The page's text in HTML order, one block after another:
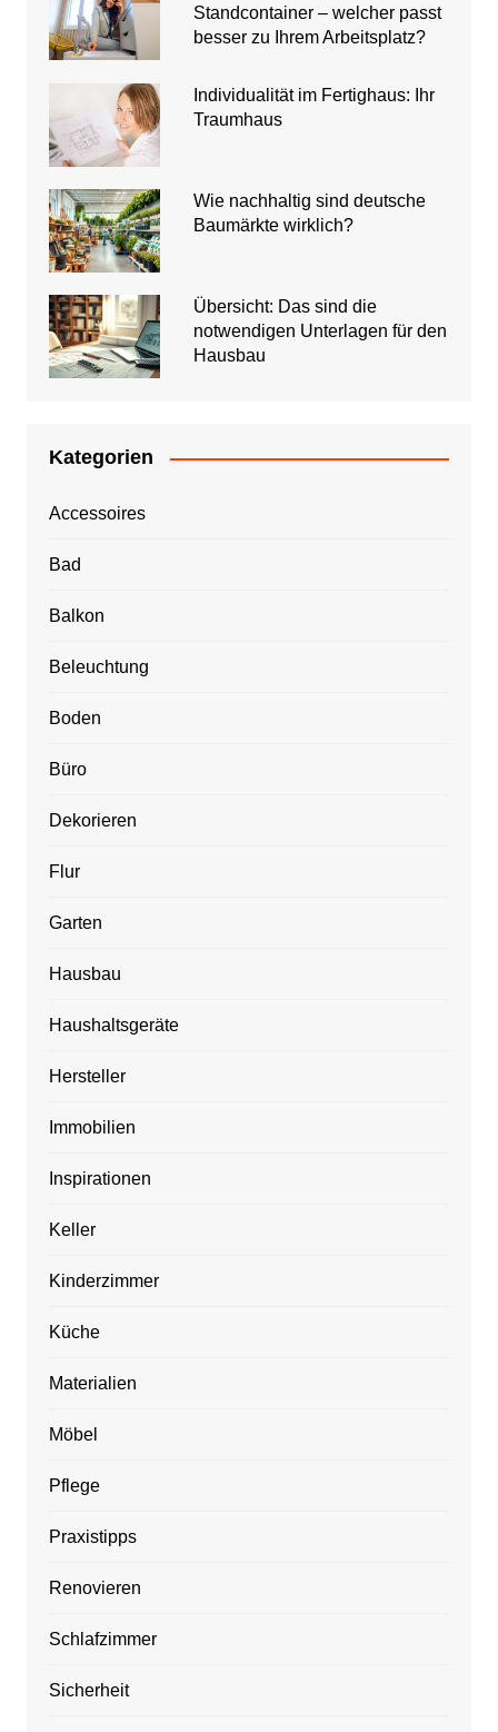
Standcontainer – welcher passt
besser zu Ihrem Arbeitsplatz?
Individualität im Fertighaus: Ihr
Traumhaus
Wie nachhaltig sind deutsche
Baumärkte wirklich?
Übersicht: Das sind die
notwendigen Unterlagen für den
Hausbau
Kategorien
Accessoires
Bad
Balkon
Beleuchtung
Boden
Büro
Dekorieren
Flur
Garten
Hausbau
Haushaltsgeräte
Hersteller
Immobilien
Inspirationen
Keller
Kinderzimmer
Küche
Materialien
Möbel
Pflege
Praxistipps
Renovieren
Schlafzimmer
Sicherheit